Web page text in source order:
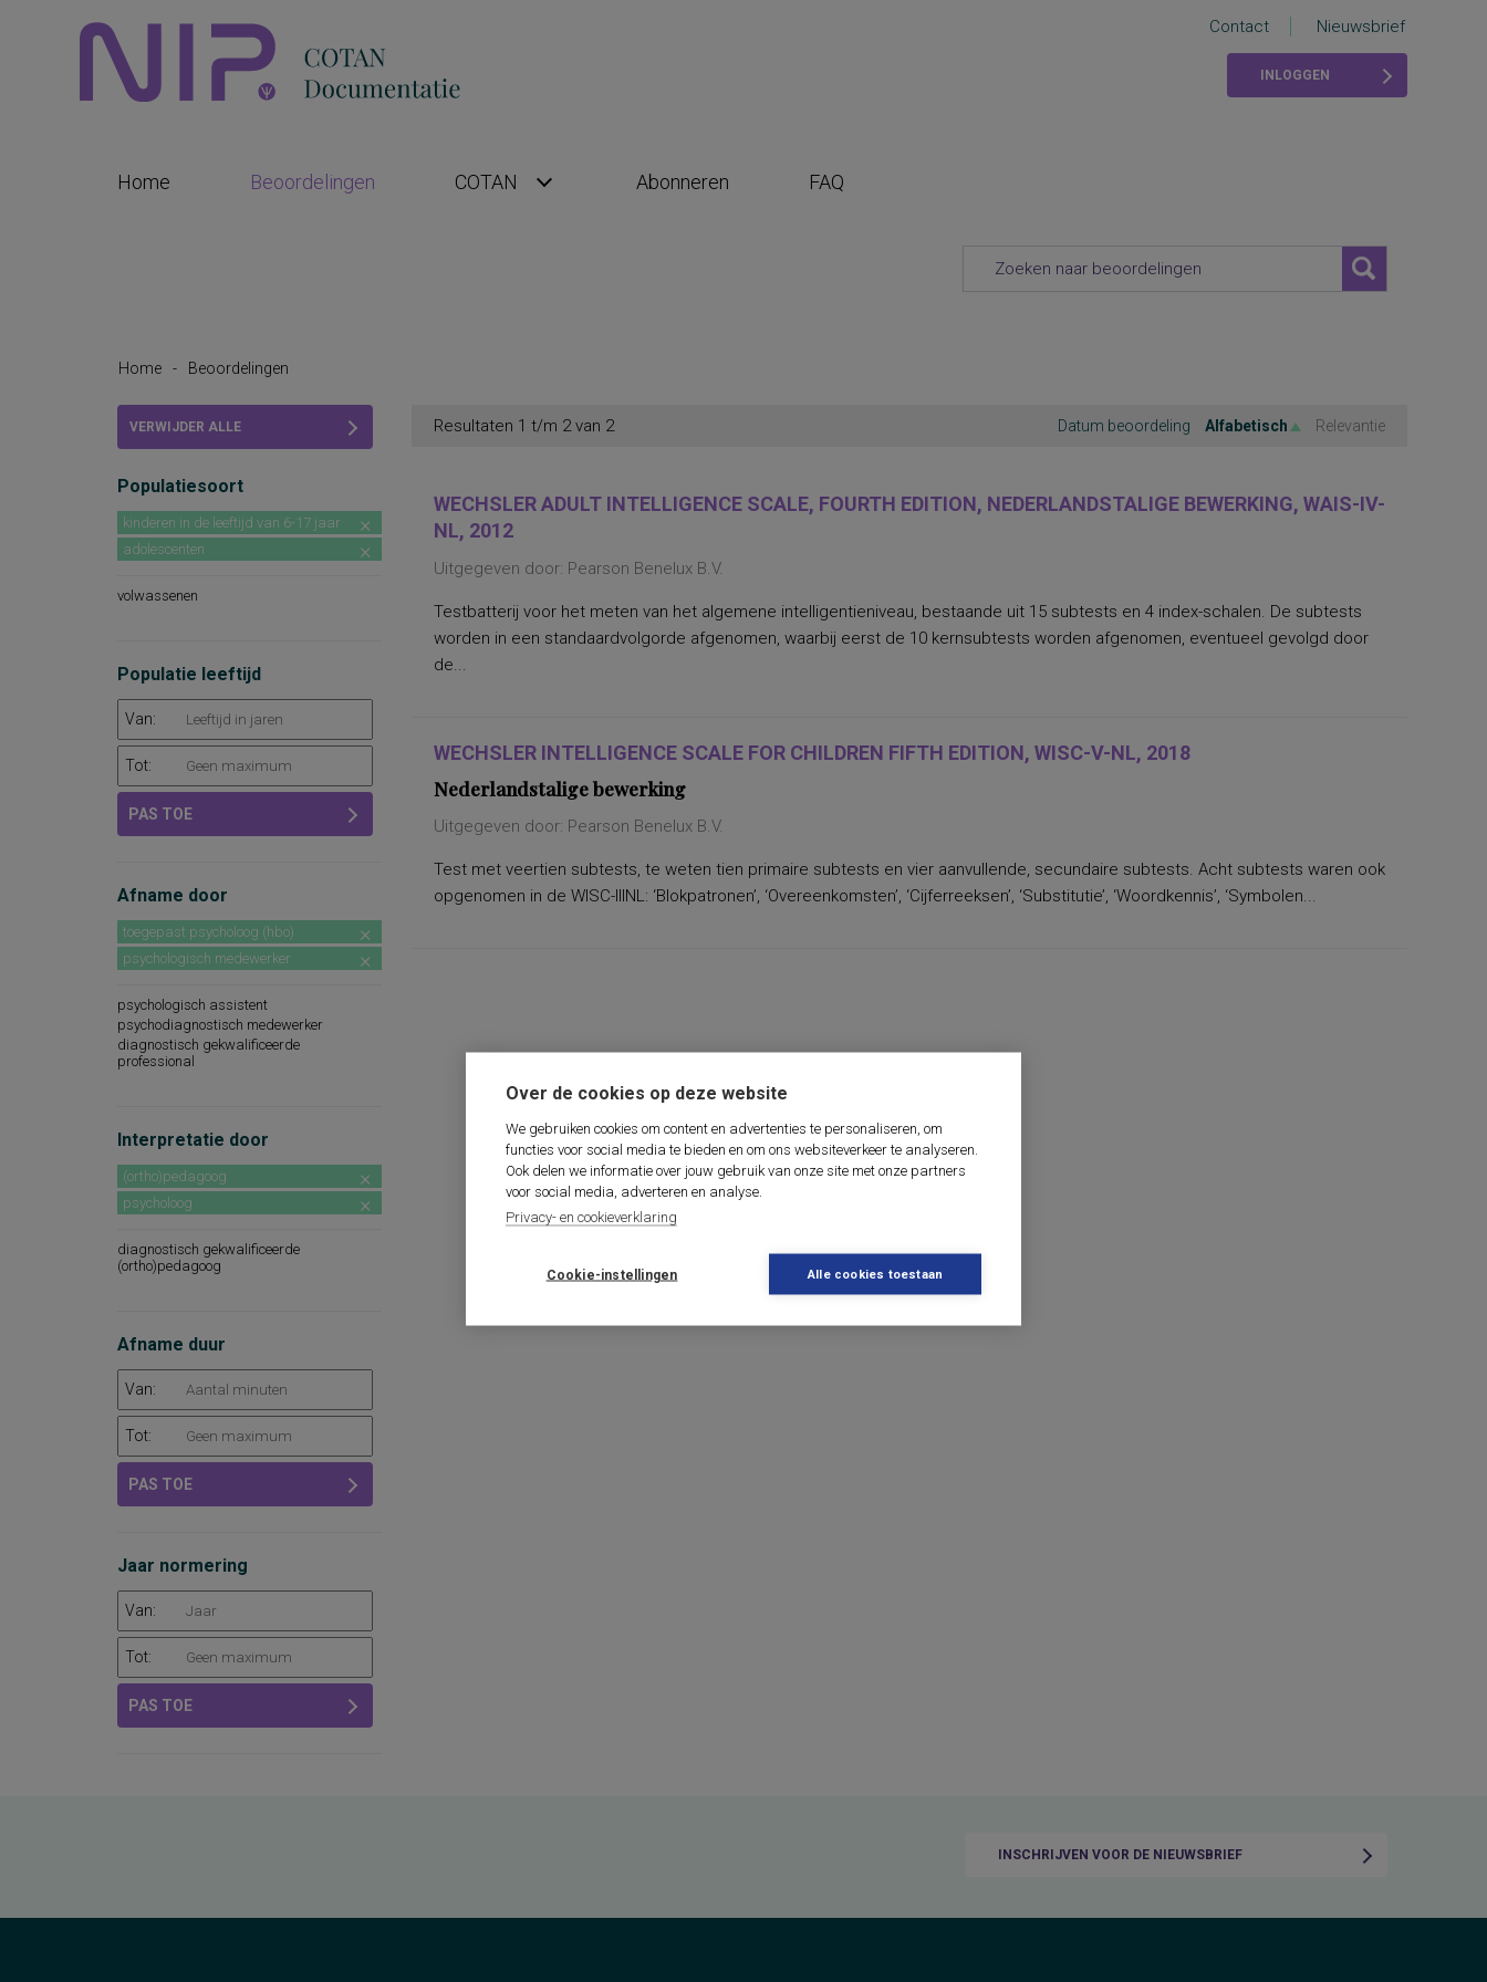
Over de cookies op deze website
We gebruiken cookies om content en advertenties te personaliseren, om
functies voor social media te bieden en om ons websiteverkeer te analyseren.
Ook delen we informatie over jouw gebruik van onze site met onze partners
voor social media, adverteren en analyse.
Privacy- en cookieverklaring
Cookie-instellingen Alle cookies toestaan
Contact Nieuwsbrief
INLOGGEN
Home Beoordelingen COTAN Abonneren FAQ
Home - Beoordelingen
VERWIJDER ALLE
Populatiesoort
kinderen in de leeftijd van 6-17 jaar
adolescenten
volwassenen
Populatie leeftijd
Van:
Tot:
PAS TOE
Afname door
toegepast psycholoog (hbo)
psychologisch medewerker
psychologisch assistent
psychodiagnostisch medewerker
diagnostisch gekwalificeerde
professional
Interpretatie door
(ortho)pedagoog
psycholoog
diagnostisch gekwalificeerde
(ortho)pedagoog
Afname duur
Van:
Tot:
PAS TOE
Jaar normering
Van:
Tot:
PAS TOE
Resultaten 1 t/m 2 van 2 Datum beoordeling Alfabetisch Relevantie
WECHSLER ADULT INTELLIGENCE SCALE, FOURTH EDITION, NEDERLANDSTALIGE BEWERKING, WAIS-IV-
NL, 2012
Uitgegeven door: Pearson Benelux B.V.
Testbatterij voor het meten van het algemene intelligentieniveau, bestaande uit 15 subtests en 4 index-schalen. De subtests
worden in een standaardvolgorde afgenomen, waarbij eerst de 10 kernsubtests worden afgenomen, eventueel gevolgd door
de...
WECHSLER INTELLIGENCE SCALE FOR CHILDREN FIFTH EDITION, WISC-V-NL, 2018
Nederlandstalige bewerking
Uitgegeven door: Pearson Benelux B.V.
Test met veertien subtests, te weten tien primaire subtests en vier aanvullende, secundaire subtests. Acht subtests waren ook
opgenomen in de WISC-IIINL: ‘Blokpatronen’, ‘Overeenkomsten’, ‘Cijferreeksen’, ‘Substitutie’, ‘Woordkennis’, ‘Symbolen...
INSCHRIJVEN VOOR DE NIEUWSBRIEF